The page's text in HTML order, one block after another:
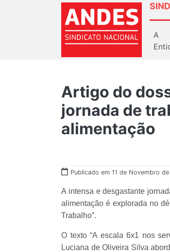
A
Artigo do
jornada de
alimentação
Publicado em 11 de Novembro
A intensa e desgastante
alimentação é explorada no
Trabalho”.
O texto “A escala 6x1 nos
Luciana de Oliveira Silva